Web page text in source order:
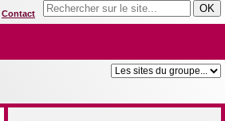
Contact